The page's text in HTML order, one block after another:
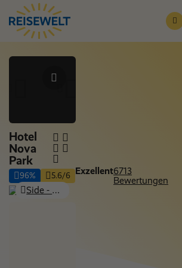
Hotel
Nova
Park
Side - Kumköy, Side & Alanya
96% 5.6/6 Exzellent6713
Bewertungen